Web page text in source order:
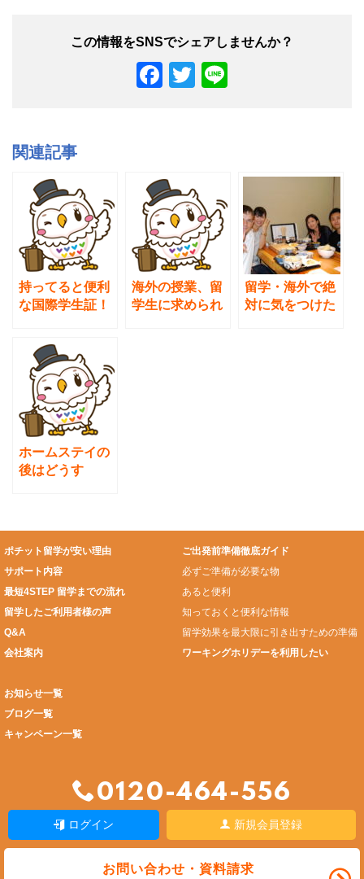
F
b
o
o
k
T
関連記事
持ってると便利
な国際学生証！
縄編～
海外の授業、留
学生に求められ
留学・海外で絶
対に気をつけた
ホームステイの
後はどうす
ポチット留学が安い理由
サポート内容
最短4STEP 留学までの流れ
留学したご利用者様の声
Q&A
会社案内
ご出発前準備徹底ガイド
必ずご準備が必要な物
あると便利
知っておくと便利な情報
留学効果を最大限に引き出すための準備
ワーキングホリデーを利用したい
お知らせ一覧
ブログ一覧
キャンペーン一覧
0120-464-556
ログイン 新規会員登録
お問い合わせ・資料請求